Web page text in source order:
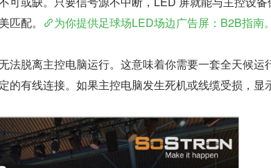
匹配。
为你提供足球场LED场边广告屏：B2B指南。
法脱离主控电脑运行。这意味着你需要一套全天候运
的有线连接。如果主控电脑发生死机或线缆受损，显